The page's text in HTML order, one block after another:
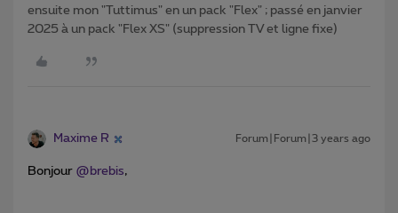
ensuite mon "Tuttimus" en un pack "Flex" ; passé en janvier
2025 à un pack "Flex XS" (suppression TV et ligne fixe)
Maxime R Forum|Forum|3 years ago
Bonjour @brebis,